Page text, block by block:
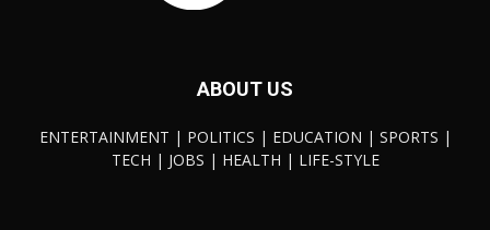
ABOUT US
ENTERTAINMENT | POLITICS | EDUCATION | SPORTS |
TECH | JOBS | HEALTH | LIFE-STYLE